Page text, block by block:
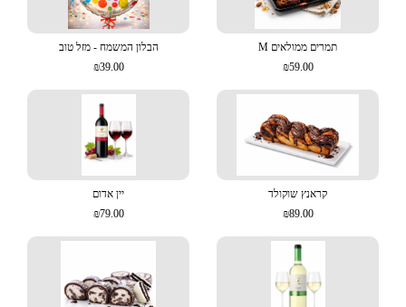
תמרים ממולאים M
₪59.00
הבלון המשמח - מזל טוב
₪39.00
קראנץ שוקולד
₪89.00
יין אדום
₪79.00